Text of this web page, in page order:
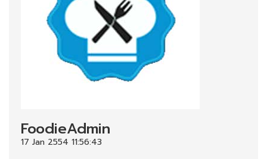
FoodieAdmin
17 Jan 2554 11:56:43